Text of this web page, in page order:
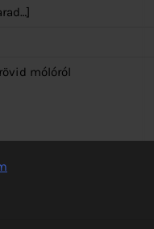
mólóról